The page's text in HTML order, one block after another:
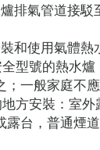
排氣管道接駁
和使用氣體熱
型號的熱水
；一般家庭不
方安裝：室
露台，普通煙